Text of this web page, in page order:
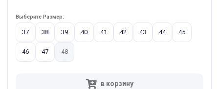
Выберите Размер:
37 38 39 40 41 42 43 44 45
46 47 48
в корзину